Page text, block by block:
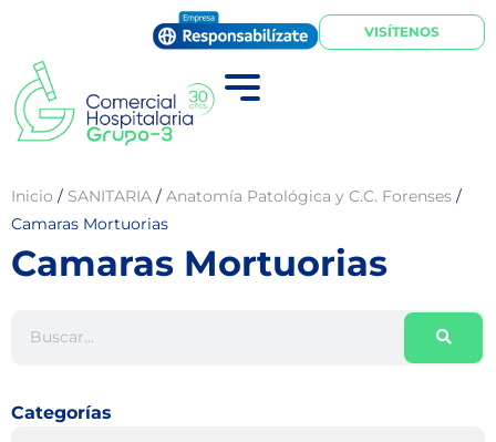
VISÍTENOS
Inicio / SANITARIA / Anatomía Patológica y C.C. Forenses /
Camaras Mortuorias
Camaras Mortuorias
Categorías